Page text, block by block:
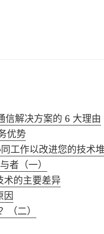
解决方案的 6 大理由
优势
工作以改进您的技术
者（一）
的主要差异
因
二）